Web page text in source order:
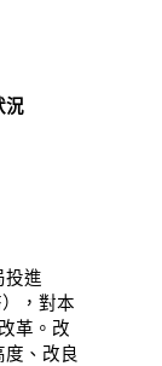
況
進
，對本
革。改
、改良